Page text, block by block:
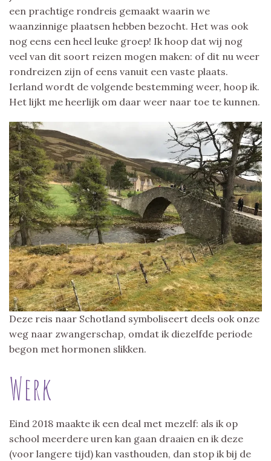
een prachtige rondreis gemaakt waarin we
waanzinnige plaatsen hebben bezocht. Het was ook
nog eens een heel leuke groep! Ik hoop dat wij nog
veel van dit soort reizen mogen maken: of dit nu weer
rondreizen zijn of eens vanuit een vaste plaats.
Ierland wordt de volgende bestemming weer, hoop ik.
Het lijkt me heerlijk om daar weer naar toe te kunnen.
Deze reis naar Schotland symboliseert deels ook onze
weg naar zwangerschap, omdat ik diezelfde periode
begon met hormonen slikken.
Werk
Eind 2018 maakte ik een deal met mezelf: als ik op
school meerdere uren kan gaan draaien en ik deze
(voor langere tijd) kan vasthouden, dan stop ik bij de